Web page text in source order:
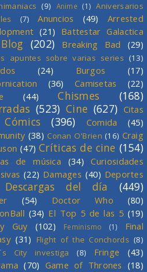
(9) Anime (1) Aniversarios
(7) Anuncios (49)
Arrested
(21) Battestar Galactica
Blog (202) Breaking Bad (29)
apuntes sobre varias series (13)
(24) Burgos
(17)
(36) Camisetas
(22)
(44) Chismes
(168)
(523) Cine (627) Citas
Cómics (396) Comida
(45)
(38) Conan O'Brien (16) Craig
(47) Críticas de cine (154)
de música (34)
Curiosidades
(22) Damages (40) Deportes
Descargas del día (449)
(54) Doctor Who
(80)
(34) El Top 5 de las 5 (19)
Guy
(102) Feminismo (1)
Final
(31) Flight of the Conchords (8)
City investiga
(8) Fringe
(43)
(70) Game of Thrones (18)